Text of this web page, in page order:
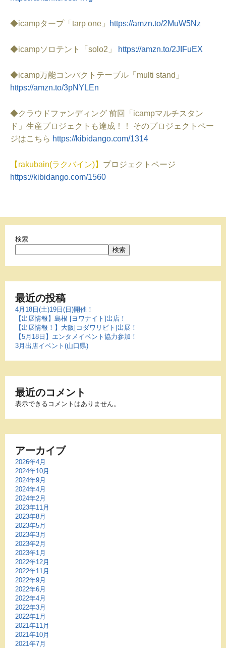
◆icampタープ「tarp one」 https://amzn.to/2MuW5Nz
◆icampソロテント 「solo2」 https://amzn.to/2JIFuEX
◆icamp万能コンパクトテーブル 「multi stand」
https://amzn.to/3pNYLEn
◆クラウドファンディング 前回「icampマルチスタン
ド」生産プロジェクトも達成！！ そのプロジェクトペー
ジはこちら https://kibidango.com/1314
【rakubain(ラクバイン)】 プロジェクトページ
https://kibidango.com/1560
検索
検索
最近の投稿
4月18日(土)19日(日)開催！
【出展情報】島根 [ヨワナイト]出店！
【出展情報！】大阪[コダワリビト]出展！
【5月18日】エンタメイベント協力参加！
3月出店イベント(山口県)
最近のコメント
表示できるコメントはありません。
アーカイブ
2026年4月
2024年10月
2024年9月
2024年4月
2024年2月
2023年11月
2023年8月
2023年5月
2023年3月
2023年2月
2023年1月
2022年12月
2022年11月
2022年9月
2022年6月
2022年4月
2022年3月
2022年1月
2021年11月
2021年10月
2021年7月